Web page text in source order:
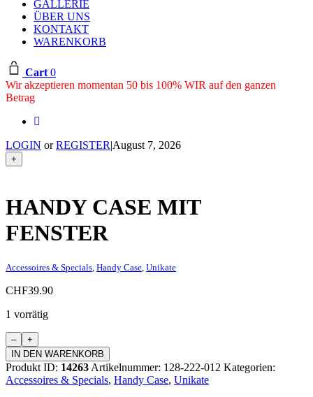
GALLERIE
ÜBER UNS
KONTAKT
WARENKORB
Cart 0
Wir akzeptieren momentan 50 bis 100% WIR auf den ganzen
Betrag
LOGIN orREGISTER|August 7, 2026
+
HANDY CASE MIT
FENSTER
Accessoires & Specials, Handy Case, Unikate
CHF39.90
1 vorrätig
Handy
Case
mit
Fenster
Menge
IN DEN WARENKORB
Produkt ID: 14263 Artikelnummer: 128-222-012 Kategorien:
Accessoires & Specials, Handy Case, Unikate